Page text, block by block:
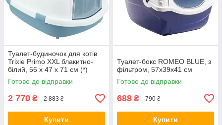
Туалет-будиночок для котів
Trixie Primo XXL блакитно-
білий, 56 х 47 х 71 см (*)
Готово до відправки
2 770 ₴ 2 883 ₴
Купити
Туалет-бокс ROMEO BLUE, з
фільтром, 57x39x41 см
Готово до відправки
688 ₴ 790 ₴
Купити